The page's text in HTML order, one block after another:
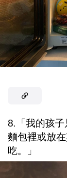
8.「我的孩
麵包裡或放
吃。」